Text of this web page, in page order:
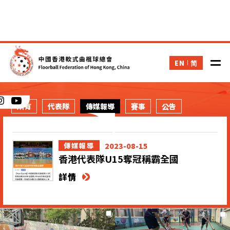
EN 简
新聞
所有 代表隊 傳媒報導 賽事 公告
傳媒報導 2023-08-15
香港代表隊U15奪冠稱霸全國
詳情